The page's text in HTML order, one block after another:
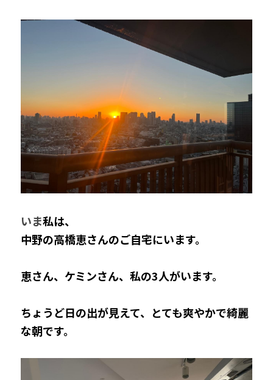
いま私は、
中野の高橋恵さんのご自宅にいます。
恵さん、ケミンさん、私の3人がいます。
ちょうど日の出が見えて、とても爽やかで綺麗
な朝です。